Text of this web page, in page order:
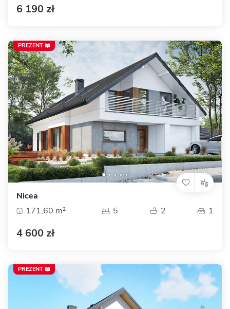
6 190 zł
Nicea
171,60 m²
5 2 1
4 600 zł
PREZENT 📖
PREZENT 📖